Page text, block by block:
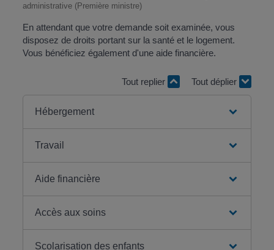
administrative (Première ministre)
En attendant que votre demande soit examinée, vous
disposez de droits portant sur la santé et le logement.
Vous bénéficiez également d'une aide financière.
Tout replier Tout déplier
Hébergement
Travail
Aide financière
Accès aux soins
Scolarisation des enfants